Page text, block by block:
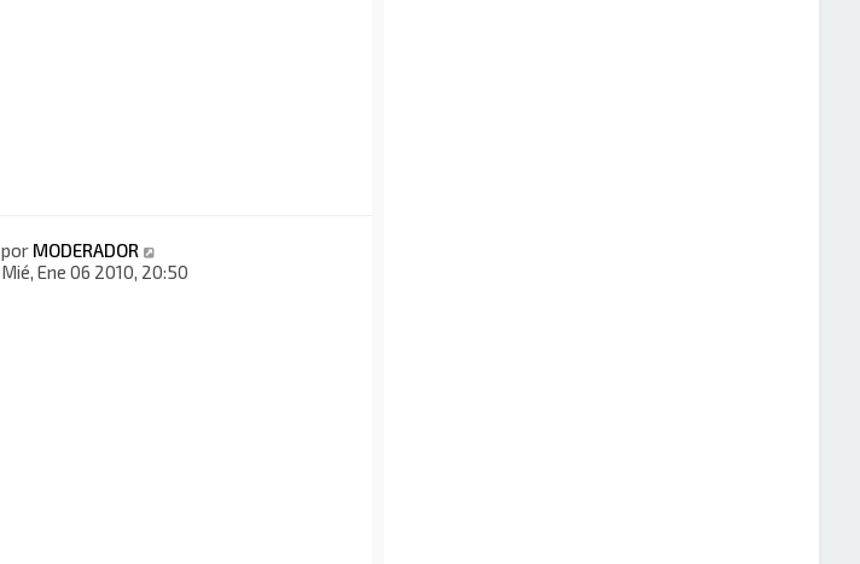
por MODERADOR
Mié, Ene 06 2010, 20:50